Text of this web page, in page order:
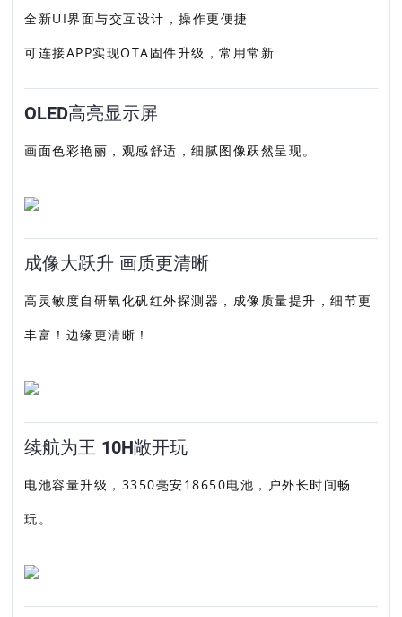
全新UI界面与交互设计，操作更便捷
可连接APP实现OTA固件升级，常用常新
OLED高亮显示屏
画面色彩艳丽，观感舒适，细腻图像跃然呈现。
成像大跃升 画质更清晰
高灵敏度自研氧化矾红外探测器，成像质量提升，细节更
丰富！边缘更清晰！
续航为王 10H敞开玩
电池容量升级，3350毫安18650电池，户外长时间畅
玩。